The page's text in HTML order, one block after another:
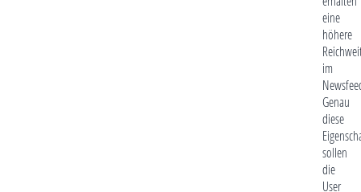
eine
höhere
im
Genau
diese
sollen
die
User